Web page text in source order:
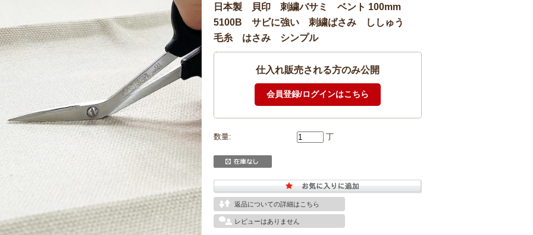
日本製 貝印 刺繍バサミ ベント 100mm
5100B サビに強い 刺繍ばさみ ししゅう
毛糸 はさみ シンプル
仕入れ販売される方のみ公開
数量: 丁
返品についての詳細はこちら
レビューはありません